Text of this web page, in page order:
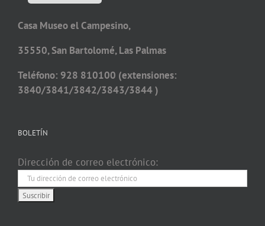
Casa Museo el Campesino,
35550, San Bartolomé, Las Palmas
Teléfono: 928 810100 (extensiones:
3840/3841/3842/3843/3844 )
BOLETÍN
Dirección de correo electrónico: